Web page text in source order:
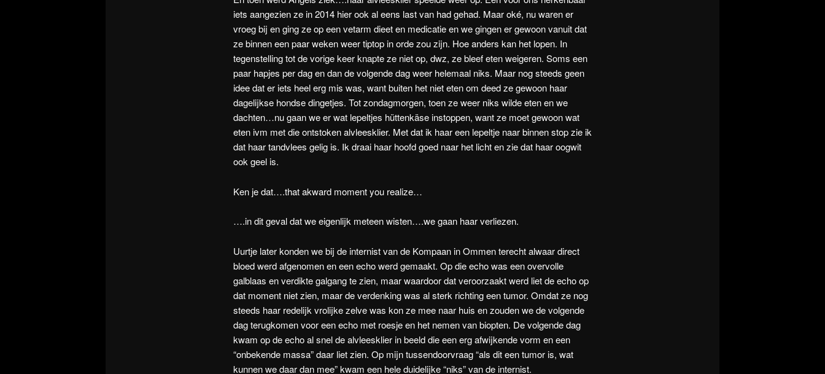
iets aangezien ze in 2014 hier ook al eens last van had gehad. Maar oké, nu waren er
vroeg bij en ging ze op een vetarm dieet en medicatie en we gingen er gewoon vanuit dat
ze binnen een paar weken weer tiptop in orde zou zijn. Hoe anders kan het lopen. In
tegenstelling tot de vorige keer knapte ze niet op, dwz, ze bleef eten weigeren. Soms een
paar hapjes per dag en dan de volgende dag weer helemaal niks. Maar nog steeds geen
idee dat er iets heel erg mis was, want buiten het niet eten om deed ze gewoon haar
dagelijkse hondse dingetjes. Tot zondagmorgen, toen ze weer niks wilde eten en we
dachten…nu gaan we er wat lepeltjes hüttenkäse instoppen, want ze moet gewoon wat
eten ivm met die ontstoken alvleesklier. Met dat ik haar een lepeltje naar binnen stop zie ik
dat haar tandvlees gelig is. Ik draai haar hoofd goed naar het licht en zie dat haar oogwit
ook geel is.
Ken je dat….that akward moment you realize…
….in dit geval dat we eigenlijk meteen wisten….we gaan haar verliezen.
Uurtje later konden we bij de internist van de Kompaan in Ommen terecht alwaar direct
bloed werd afgenomen en een echo werd gemaakt. Op die echo was een overvolle
galblaas en verdikte galgang te zien, maar waardoor dat veroorzaakt werd liet de echo op
dat moment niet zien, maar de verdenking was al sterk richting een tumor. Omdat ze nog
steeds haar redelijk vrolijke zelve was kon ze mee naar huis en zouden we de volgende
dag terugkomen voor een echo met roesje en het nemen van biopten. De volgende dag
kwam op de echo al snel de alvleesklier in beeld die een erg afwijkende vorm en een
“onbekende massa” daar liet zien. Op mijn tussendoorvraag “als dit een tumor is, wat
kunnen we daar dan mee” kwam een hele duidelijke “niks” van de internist.